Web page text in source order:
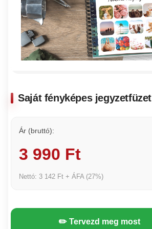
Saját fényképes jegyzetfüzet
Ár (bruttó):
3 990 Ft
Nettó: 3 142 Ft + ÁFA (27%)
✏️ Tervezd meg most